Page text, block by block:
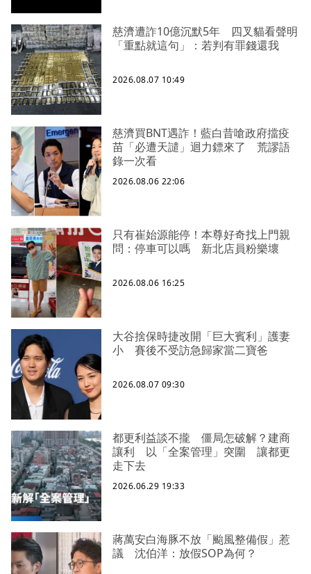
慈濟遭詐10億沉默5年 四叉貓看聲明
「重點就這句」：若判有罪錢還我
2026.08.07 10:49
慈濟買BNT遇詐！藍白昔嗆政府擋疫
苗「必遭天譴」迴力鏢來了 荒謬語
錄一次看
2026.08.06 22:06
只有崔始源能停！本尊好奇找上門親
問：停車可以嗎 新北店員粉樂壞
2026.08.06 16:25
大谷捨保時捷改開「巨大賓利」護妻
小 賽後不受訪急歸家當二寶爸
2026.08.07 09:30
都更利益談不攏 僵局怎破解？建商
讓利 以「全案管理」突圍 讓都更
走下去
2026.06.29 19:33
蔣萬安白海豚不放「颱風整備假」惹
議 沈伯洋：放假SOP為何？